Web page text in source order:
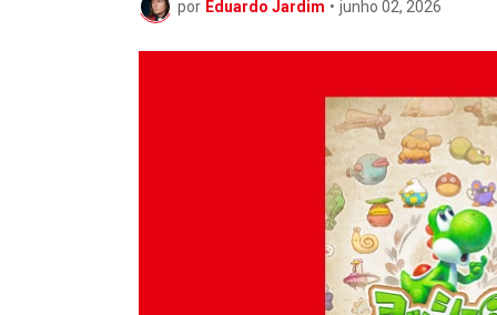
por Eduardo Jardim • junho 02, 2026